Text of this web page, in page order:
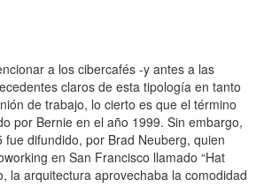
a los cibercafés -y antes a las
claros de esta tipología en tanto
de trabajo, lo cierto es que el término
por Bernie en el año 1999. Sin embargo,
fue difundido, por Brad Neuberg, quien
en San Francisco llamado “Hat
la arquitectura aprovechaba la comodidad